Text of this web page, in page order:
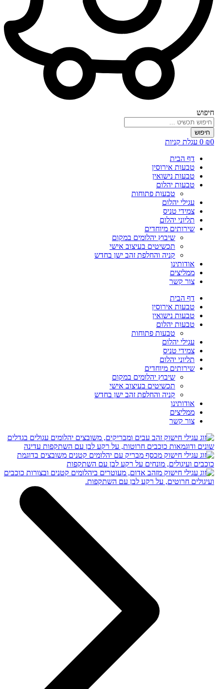
חיפוש
חיפוש
₪0
0 עגלת קניות
דף הבית
טבעות אירוסין
טבעות נישואין
טבעות יהלום
טבעות פתוחות
עגילי יהלום
צמידי טניס
תליוני יהלום
שירותים מיוחדים
שיבוץ יהלומים במקום
תכשיטים בעיצוב אישי
קניה והחלפת זהב ישן בחדש
אודותינו
ממליצים
צור קשר
דף הבית
טבעות אירוסין
טבעות נישואין
טבעות יהלום
טבעות פתוחות
עגילי יהלום
צמידי טניס
תליוני יהלום
שירותים מיוחדים
שיבוץ יהלומים במקום
תכשיטים בעיצוב אישי
קניה והחלפת זהב ישן בחדש
אודותינו
ממליצים
צור קשר